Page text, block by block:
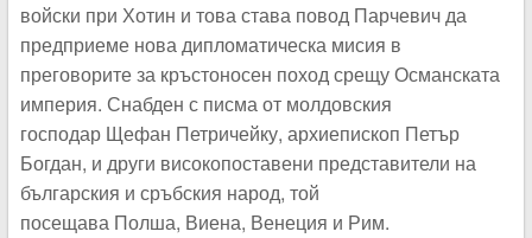
войски при Хотин и това става повод Парчевич да
предприеме нова дипломатическа мисия в
преговорите за кръстоносен поход срещу Османската
империя. Снабден с писма от молдовския
господар Щефан Петричейку, архиепископ Петър
Богдан, и други високопоставени представители на
българския и сръбския народ, той
посещава Полша, Виена, Венеция и Рим.